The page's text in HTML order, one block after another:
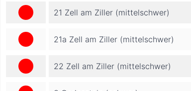
21 Zell am Ziller (mittelschwer)
21a Zell am Ziller (mittelschwer)
22 Zell am Ziller (mittelschwer)